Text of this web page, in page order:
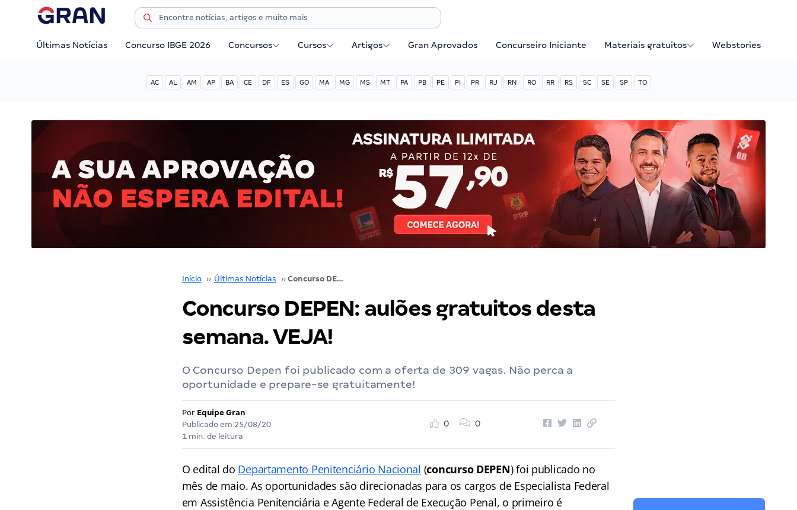
Últimas Notícias Concurso IBGE 2026 Concursos Cursos Artigos Gran Aprovados Concurseiro Iniciante Materiais gratuitos Webstories
AC AL AM AP BA CE DF ES GO MA MG MS MT PA PB PE PI PR RJ RN RO RR RS SC SE SP TO
Início ›› Últimas Notícias ›› Concurso DEPEN: aulões gratuitos desta semana. VEJA!
Concurso DEPEN: aulões gratuitos desta
semana. VEJA!
O Concurso Depen foi publicado com a oferta de 309 vagas. Não perca a
oportunidade e prepare-se gratuitamente!
Por Equipe Gran
Publicado em 25/08/20
1 min. de leitura
0 0
O edital do Departamento Penitenciário Nacional (concurso DEPEN) foi publicado no
mês de maio. As oportunidades são direcionadas para os cargos de Especialista Federal
em Assistência Penitenciária e Agente Federal de Execução Penal, o primeiro é